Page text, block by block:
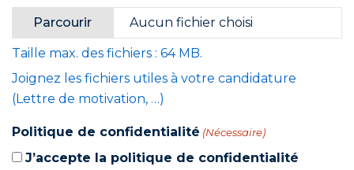
Parcourir Aucun fichier choisi
Taille max. des fichiers : 64 MB.
Joignez les fichiers utiles à votre candidature
(Lettre de motivation, …)
Politique de confidentialité (Nécessaire)
J’accepte la politique de confidentialité